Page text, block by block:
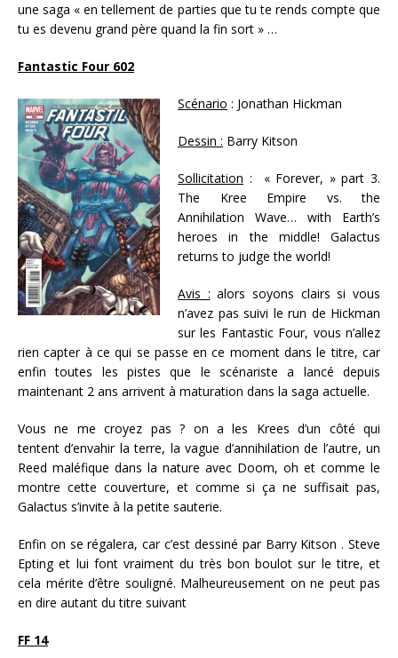
une saga « en tellement de parties que tu te rends compte que
tu es devenu grand père quand la fin sort » …
Fantastic Four 602
Scénario : Jonathan Hickman
Dessin : Barry Kitson
Sollicitation :
« Forever, » part 3.
The Kree Empire vs. the
Annihilation Wave… with Earth’s
heroes in the middle! Galactus
returns to judge the world!
Avis : alors soyons clairs si vous
n’avez pas suivi le run de Hickman
sur les Fantastic Four, vous n’allez
rien capter à ce qui se passe en ce moment dans le titre, car
enfin toutes les pistes que le scénariste a lancé depuis
maintenant 2 ans arrivent à maturation dans la saga actuelle.
Vous ne me croyez pas ? on a les Krees d’un côté qui
tentent d’envahir la terre, la vague d’annihilation de l’autre, un
Reed maléfique dans la nature avec Doom, oh et comme le
montre cette couverture, et comme si ça ne suffisait pas,
Galactus s’invite à la petite sauterie.
Enfin on se régalera, car c’est dessiné par Barry Kitson . Steve
Epting et lui font vraiment du très bon boulot sur le titre, et
cela mérite d’être souligné. Malheureusement on ne peut pas
en dire autant du titre suivant
FF 14